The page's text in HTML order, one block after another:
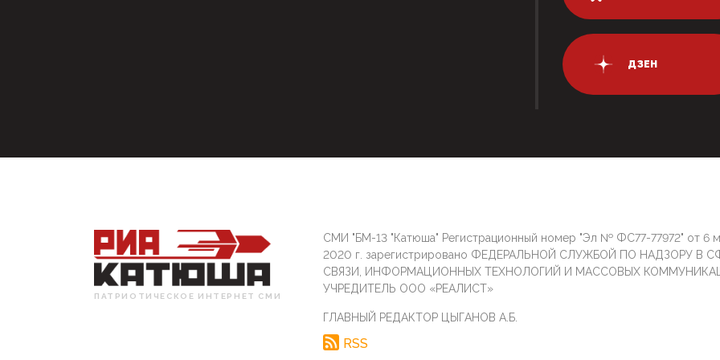
ДЗЕН
ПАТРИОТИЧЕСКОЕ ИНТЕРНЕТ СМИ
СМИ "БМ-13 "Катюша" Регистрационный номер "Эл № ФС77-77972" от 6
2020 г. зарегистрировано ФЕДЕРАЛЬНОЙ СЛУЖБОЙ ПО НАДЗОРУ В
СВЯЗИ, ИНФОРМАЦИОННЫХ ТЕХНОЛОГИЙ И МАССОВЫХ
УЧРЕДИТЕЛЬ ООО «РЕАЛИСТ»
ГЛАВНЫЙ РЕДАКТОР ЦЫГАНОВ А.Б.
RSS